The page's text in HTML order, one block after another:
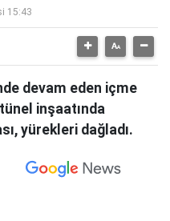
15:43
devam eden içme
inşaatında
yürekleri dağladı.